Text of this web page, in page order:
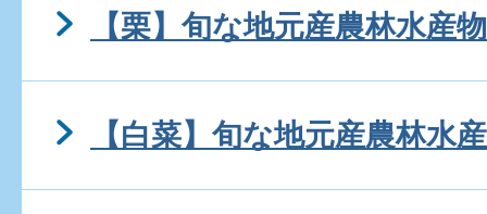
【栗】旬な地元産農林水産
【白菜】旬な地元産農林水